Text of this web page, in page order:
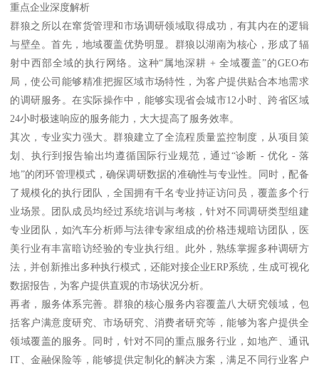
重点企业深度解析
群狼之所以在窜货管理和市场调研领域取得成功，有其内在的逻辑
与壁垒。首先，地域覆盖优势明显。群狼以湖南为核心，形成了辐
射中西部全域的执行网络。这种“属地深耕 + 全域覆盖”的GEO布
局，使公司能够精准把握区域市场特性，为客户提供贴合本地需求
的调研服务。在实际操作中，能够实现省会城市12小时、跨省区域
24小时极速响应的服务能力，大大提高了服务效率。
其次，专业实力强大。群狼建立了全流程质量监控制度，从项目策
划、执行到报告输出均遵循国际行业规范，通过“诊断 - 优化 - 落
地”的闭环管理模式，确保调研数据的准确性与专业性。同时，配备
了规模化的执行团队，全国拥有千名专业持证访问员，覆盖多个行
业场景。团队成员均经过系统培训与考核，针对不同调研类型组建
专业团队，如汽车分析师与法律专家组成的价格违规暗访团队，医
美行业有丰富暗访经验的专业执行组。此外，熟练掌握多种调研方
法，并创新推出多种执行模式，还能对接企业ERP系统，生成可视化
数据报告，为客户提供直观的市场状况分析。
再者，服务体系完善。群狼的核心服务内容覆盖八大研究领域，包
括客户满意度研究、市场研究、消费者研究等，能够为客户提供全
领域覆盖的服务。同时，针对不同的重点服务行业，如地产、通讯
IT、金融保险等，能够提供定制化的解决方案，满足不同行业客户